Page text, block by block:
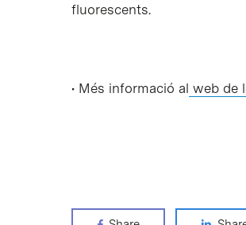
fluorescents.
• Més informació al web de